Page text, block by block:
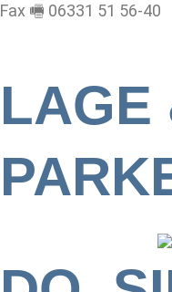
Fax 🖷 06331 51 56-40
LAGE